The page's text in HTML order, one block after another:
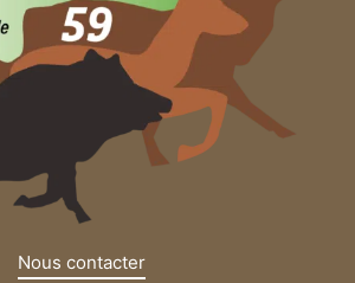
Nous contacter